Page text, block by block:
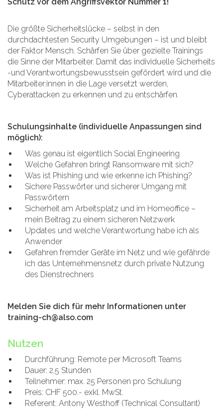
Schutz vor dem Angriffsvektor Nummer 1!
Die größte Sicherheitslücke – selbst in den
durchdachtesten Security Umgebungen – ist und bleibt
der Faktor Mensch. Schärfen Sie über gezielte Trainings
die Sinne der Mitarbeiter. Damit das individuelle Sicherheits
-und Verantwortungsbewusstsein gefördert wird und die
Mitarbeiter:innen in die Lage versetzt werden,
Cyberattacken zu erkennen und zu entschärfen.
Schulungsinhalte (individuelle Anpassungen sind
möglich):
Was genau ist eigentlich Social Engineering
Welche Gefahren bringt Ransomware mit sich?
Was ist Phishing und wie erkenne ich Phishing?
Sichere Passwörter und sicherer Umgang mit
Passwörtern
Sicherheit am Arbeitsplatz und im Homeoffice –
mein Beitrag zu einem sicheren Netzwerk
Updates und welche Verantwortung habe ich als
Anwender
Gefahren fremder Geräte im Netz und wie gefährde
ich das Unternehmensnetz durch private Nutzung
des Dienstrechners
Melden Sie dich für mehr Informationen unter
training-ch@also.com
Nutzen
Durchführung: Remote per Microsoft Teams
Dauer: 2,5 Stunden
Teilnehmer: max. 25 Personen pro Schulung
Preis: CHF 500.- exkl. MwSt.
Referent: Antony Westhoff (Technical Consultant)